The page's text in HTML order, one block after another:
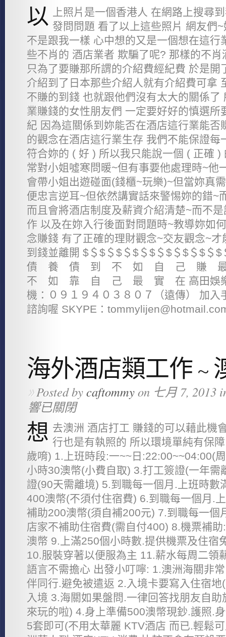
以
上照片是一個香港人 在網路上搜尋
發問問題 看了以上這些照片 網友們
不是跟我一樣 心中想的又是一個想在這行
些不肖的 酒店業者 欺騙了呢? 那樣的不
只為了要賺那所謂的介紹費經紀費 於是開
介紹到了日本那些介紹人就有介紹費可拿
不賺的到錢 也就跟他們沒有太大的關係了
業賺錢的女性朋友們 一定要好好的慎選所
紀 因為這關係到妳能否在酒店這行業能否
的觀念在酒店這行業生存 我們不能保證每
符合妳的 ( 好 ) 所以我只能說一個 ( 正確 )
常對小姐噓寒問暖~但有事要他處理時~他
會帶小姐出遊碰面(錢櫃~玩樂)~但當妳真
便忠言逆耳~但依然講實話來警惕妳的錯~
而且會將酒店制度及薪資介紹清楚~而不
作 以及在妳入行後面對問題時~教導妳如
念賺錢 有了正確的理財觀念~交友觀念~
到錢並離開 $＄$＄$＄$＄$＄$＄$＄$
債 養 債 到 不 如 自 己 賺
不 如 靠 自 己 最 實 在 高田娛樂
機：０９１９４０３８０７（遠傳） 加入
諮詢喔 SKYPE：
海外酒店類工作 ~
»Posted bycaftommyon 七月 7, 2013
響已關閉
想 去澳洲 酒店打工 賺錢的可以藉此機
行也是有執照的 所以環境單純有保
歲唷) 1.上班時段:一~~日:22:00~~04:00(
小時30澳幣(小費自取) 3.打工簽證(一年需
證(90天需離境) 5.到職每一個月.上班時數
400澳幣(不須付住宿費) 6.到職每一個月.
補助200澳幣(須自補200元) 7.到職每一個
店家不補助住宿費(需自付400) 8.機票補
澳幣 9.上滿250個小時數.提供機票及住宿
10.服裝穿著以便服為主 11.薪水每周二領
語言不需擔心 出發小叮嚀: 1.澳洲海關非
伴同行.避免被遣返 2.入境卡要寫入住宿
入境 3.海關如果盤問.一律回答找朋友自
來玩的啦) 4.身上準備500澳幣現鈔.護照.
5套即可(不用太華麗 KTV酒店 而已.輕鬆